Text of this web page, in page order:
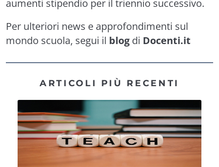
aumenti stipendio per il triennio successivo.
Per ulteriori news e approfondimenti sul
mondo scuola, segui il blog di Docenti.it
ARTICOLI PIÙ RECENTI